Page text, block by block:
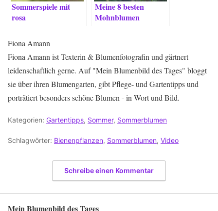
Sommerspiele mit
rosa
Meine 8 besten
Mohnblumen
Fiona Amann
Fiona Amann ist Texterin & Blumenfotografin und gärtnert
leidenschaftlich gerne. Auf "Mein Blumenbild des Tages" bloggt
sie über ihren Blumengarten, gibt Pflege- und Gartentipps und
porträtiert besonders schöne Blumen - in Wort und Bild.
Kategorien: Gartentipps, Sommer, Sommerblumen
Schlagwörter: Bienenpflanzen, Sommerblumen, Video
Schreibe einen Kommentar
Mein Blumenbild des Tages